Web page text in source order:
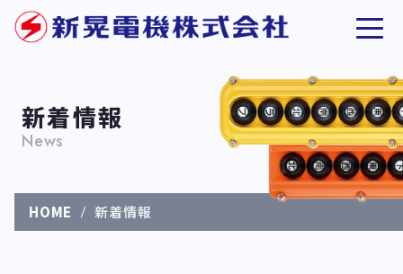
新着情報
News
HOME 新着情報